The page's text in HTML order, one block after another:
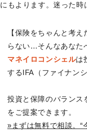
にもよります。迷った時
【保険をちゃんと考
らない…そんなあなた
マネイロコンシェルは
するIFA（ファイナン
投資と保障のバランス
をご提案できます。
»まずは無料で相談。“